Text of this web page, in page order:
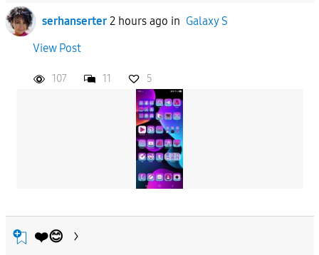
To serhanserter 2 hours ago in Galaxy S
View Post
107 11 5
❤️😊